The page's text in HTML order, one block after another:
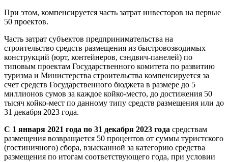
При этом, компенсируется часть затрат инвесторов на первые
50 проектов.
Часть затрат субъектов предпринимательства на
строительство средств размещения из быстровозводимых
конструкций (юрт, контейнеров, сэндвич-панелей) по
типовым проектам Государственного комитета по развитию
туризма и Министерства строительства компенсируется за
счет средств Государственного бюджета в размере до 5
миллионов сумов за каждое койко-место, до достижения 50
тысяч койко-мест по данному типу средств размещения или до
31 декабря 2023 года.
С 1 января 2021 года по 31 декабря 2023 года средствам
размещения возвращается 50 процентов от суммы туристского
(гостиничного) сбора, взысканной за категорию средства
размещения по итогам соответствующего года, при условии